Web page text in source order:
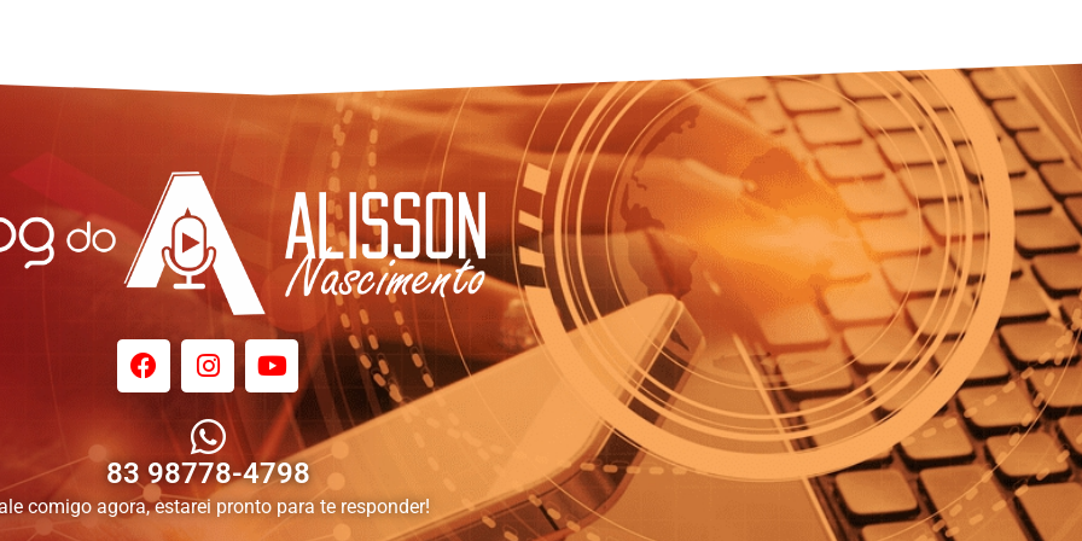
83 98778-4798
comigo agora, estarei pronto para te responder!